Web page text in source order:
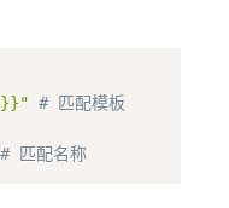
# 匹配模板
# 匹配名称